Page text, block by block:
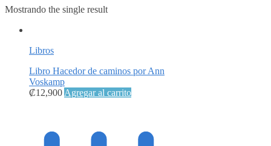
Mostrando the single result
Libros
Libro Hacedor de caminos por Ann
Voskamp
₡12,900 Agregar al carrito